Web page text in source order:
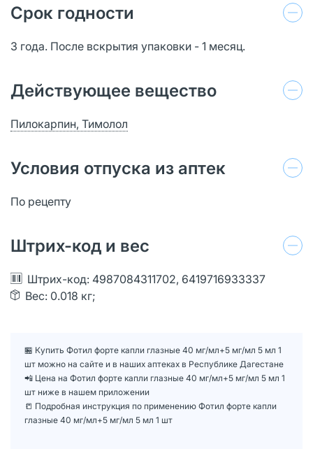
Срок годности
3 года. После вскрытия упаковки - 1 месяц.
Действующее вещество
Пилокарпин, Тимолол
Условия отпуска из аптек
По рецепту
Штрих-код и вес
Штрих-код: 4987084311702, 6419716933337
Вес: 0.018 кг;
🏪 Купить Фотил форте капли глазные 40 мг/мл+5 мг/мл 5 мл 1
шт можно на сайте и в наших аптеках в Республике Дагестане
📲 Цена на Фотил форте капли глазные 40 мг/мл+5 мг/мл 5 мл 1
шт ниже в нашем приложении
📒 Подробная инструкция по применению Фотил форте капли
глазные 40 мг/мл+5 мг/мл 5 мл 1 шт